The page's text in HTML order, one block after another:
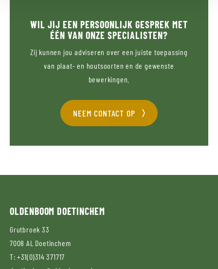
WIL JIJ EEN PERSOONLIJK GESPREK MET
ÉÉN VAN ONZE SPECIALISTEN?
Zij kunnen jou adviseren over een juiste toepassing
van plaat- en houtsoorten en de gewenste
bewerkingen.
NEEM CONTACT OP
OLDENBOOMDOETINCHEM
Grutbroek 33
7008 AL Doetinchem
T: +31(0)314 371717